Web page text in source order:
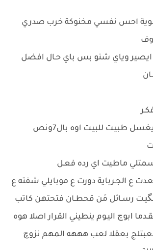
احس نفسي مخنوكة خرب صدري
ايصير وياي شنو بس باي حـال افضل
شفت بابا طبع يغسل طبيـت للبيـت اوه بال7ونص
ماطيت اي رده فعـل
ع الجـرباية دورت ع موبايلي شفته ع
لگيـت رسـائل مَن قحطـان فتحتهن كاتب
ابوچ اليـوم ينطيني القرار اصلا هوه
بعقلا لعب هههه المهم نزوچ